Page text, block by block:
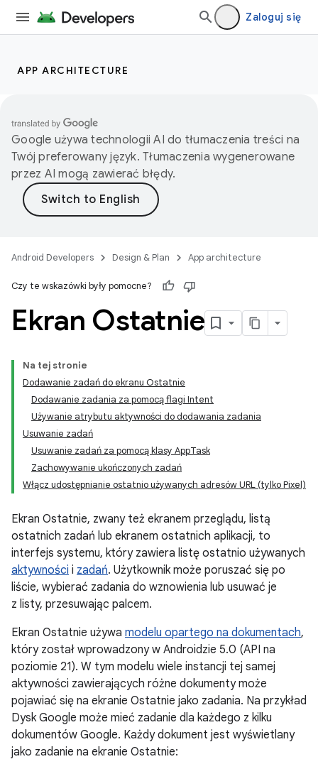
Zaloguj się
APP ARCHITECTURE
Google używa technologii AI do tłumaczenia treści na
Twój preferowany język. Tłumaczenia wygenerowane
przez AI mogą zawierać błędy.
Android Developers Design & Plan App architecture
Czy te wskazówki były pomocne?
Ekran Ostatnie
Na tej stronie
Dodawanie zadań do ekranu Ostatnie
Dodawanie zadania za pomocą flagi Intent
Używanie atrybutu aktywności do dodawania zadania
Usuwanie zadań
Usuwanie zadań za pomocą klasy AppTask
Zachowywanie ukończonych zadań
Włącz udostępnianie ostatnio używanych adresów URL (tylko Pixel)
Ekran Ostatnie, zwany też ekranem przeglądu, listą
ostatnich zadań lub ekranem ostatnich aplikacji, to
interfejs systemu, który zawiera listę ostatnio używanych
aktywności i zadań. Użytkownik może poruszać się po
liście, wybierać zadania do wznowienia lub usuwać je
z listy, przesuwając palcem.
Ekran Ostatnie używa modelu opartego na dokumentach,
który został wprowadzony w Androidzie 5.0 (API na
poziomie 21). W tym modelu wiele instancji tej samej
aktywności zawierających różne dokumenty może
pojawiać się na ekranie Ostatnie jako zadania. Na przykład
Dysk Google może mieć zadanie dla każdego z kilku
dokumentów Google. Każdy dokument jest wyświetlany
jako zadanie na ekranie Ostatnie: